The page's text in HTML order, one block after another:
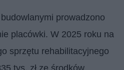
prowadzono
placówki. W 2025 roku na
sprzętu rehabilitacyjnego
tys. zł ze środków